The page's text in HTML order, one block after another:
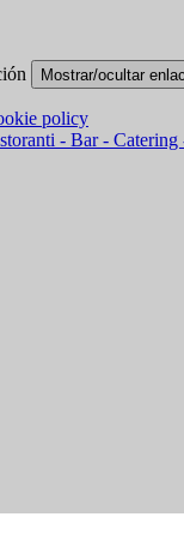
Mostrar/ocultar
policy
- Bar - Catering